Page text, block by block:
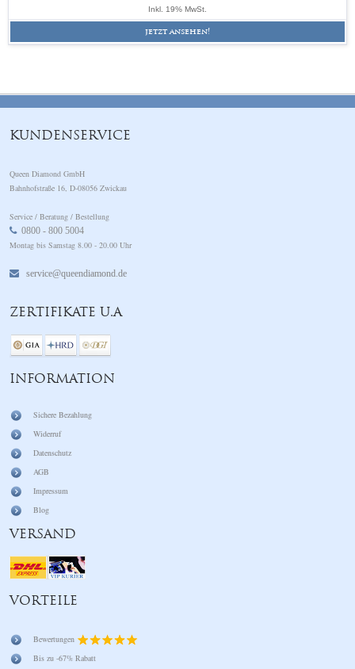
Inkl. 19% MwSt.
jetzt ansehen!
KUNDENSERVICE
Queen Diamond GmbH
Bahnhofstraße 16, D-08056 Zwickau
Service / Beratung / Bestellung
0800 - 800 5004
Montag bis Samstag 8.00 - 20.00 Uhr
service@queendiamond.de
ZERTIFIKATE U.A
INFORMATION
Sichere Bezahlung
Widerruf
Datenschutz
AGB
Impressum
Blog
VERSAND
VORTEILE
Bewertungen
Bis zu -67% Rabatt